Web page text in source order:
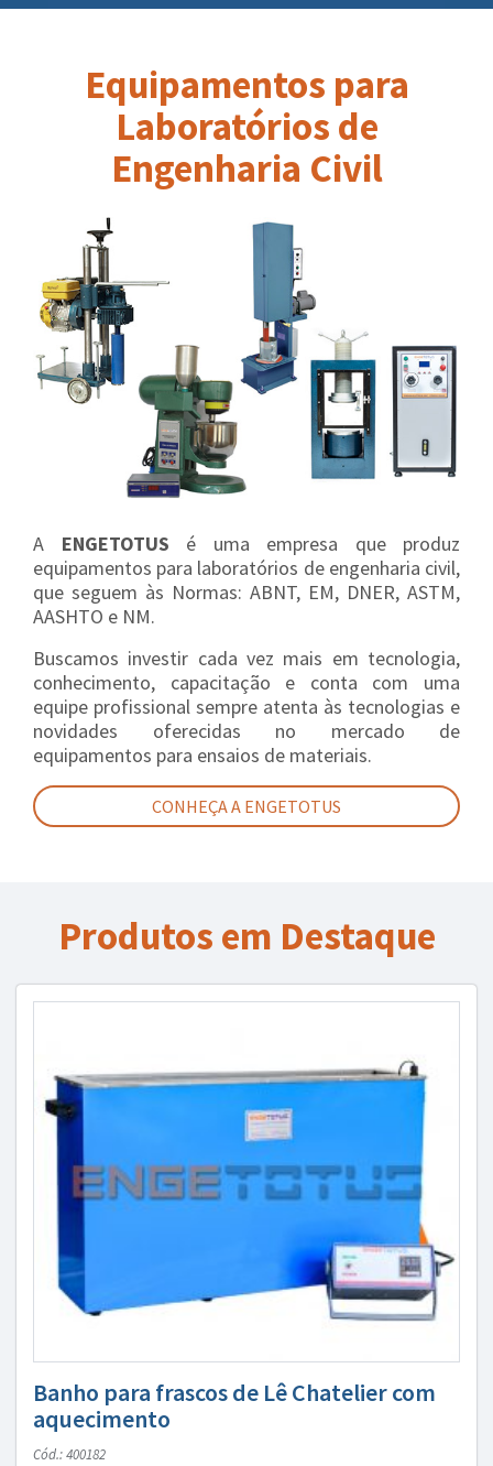
Equipamentos para
Laboratórios de
Engenharia Civil
A ENGETOTUS é uma empresa que produz
equipamentos para laboratórios de engenharia civil,
que seguem às Normas: ABNT, EM, DNER, ASTM,
AASHTO e NM.
Buscamos investir cada vez mais em tecnologia,
conhecimento, capacitação e conta com uma
equipe profissional sempre atenta às tecnologias e
novidades oferecidas no mercado de
equipamentos para ensaios de materiais.
CONHEÇA A ENGETOTUS
Produtos em Destaque
Banho para frascos de Lê Chatelier com
aquecimento
Cód.: 400182